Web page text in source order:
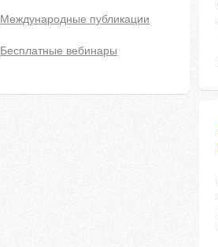
Международные публикации
Бесплатные вебинары